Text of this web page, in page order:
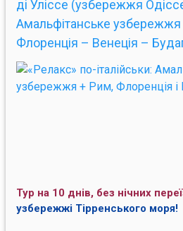
ді Уліссe (узбережжя
Амальфітанське
Флоренція – Венеція –
Тур на 10 днів, без нічних
узбережжі Тірренського моря!